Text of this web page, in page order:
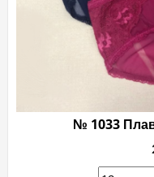
№ 1033